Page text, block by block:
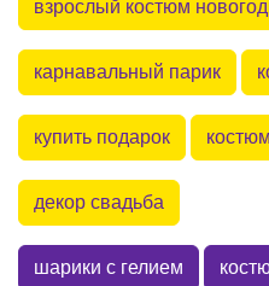
взрослый костюм
карнавальный парик
купить подарок
декор свадьба
шарики с гелием